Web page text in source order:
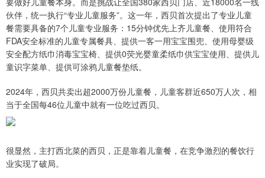
伙伴，统一执行“专业儿童服务”。这一年，西贝首次提出了专业儿童
餐需要具备的7个儿童专业服务：15分钟优先上齐儿童餐、使用符合
FDA安全标准的儿童专属餐具、提供一客一用宝宝围兜、使用母婴级
安全配方纸巾消毒宝宝椅、提供0荧光婴童柔纸巾供宝宝使用、提供儿
童识字菜单、提供可涂鸦儿童餐垫纸。
2024年，西贝共卖出超2000万份儿童餐，儿童客群近650万人次，相
当于全国每46位儿童中就有一位吃过西贝。
很显然，主打西北菜的西贝，正是靠着儿童餐，在竞争激烈的餐饮行
业实现了破局。